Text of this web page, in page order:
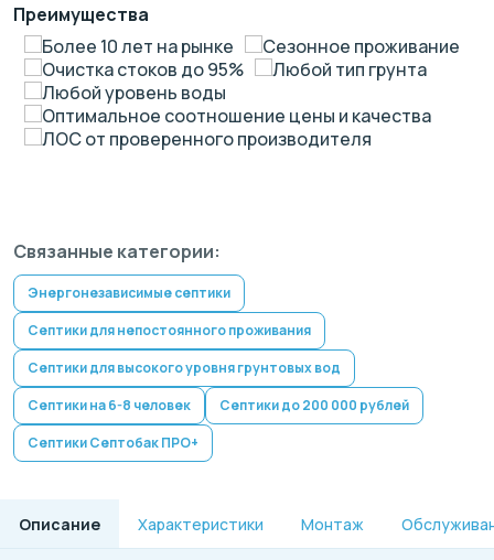
Преимущества
Более 10 лет на рынке
Сезонное проживание
Очистка стоков до 95%
Любой тип грунта
Любой уровень воды
Оптимальное соотношение цены и качества
ЛОС от проверенного производителя
Связанные категории:
Энергонезависимые септики
Септики для непостоянного проживания
Септики для высокого уровня грунтовых вод
Септики на 6-8 человек
Септики до 200 000 рублей
Септики Септобак ПРО+
Описание Характеристики Монтаж